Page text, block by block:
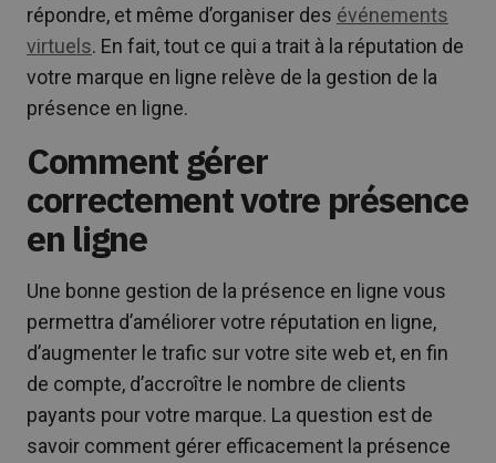
répondre, et même d’organiser des événements
virtuels. En fait, tout ce qui a trait à la réputation de
votre marque en ligne relève de la gestion de la
présence en ligne.
Comment gérer
correctement votre présence
en ligne
Une bonne gestion de la présence en ligne vous
permettra d’améliorer votre réputation en ligne,
d’augmenter le trafic sur votre site web et, en fin
de compte, d’accroître le nombre de clients
payants pour votre marque. La question est de
savoir comment gérer efficacement la présence